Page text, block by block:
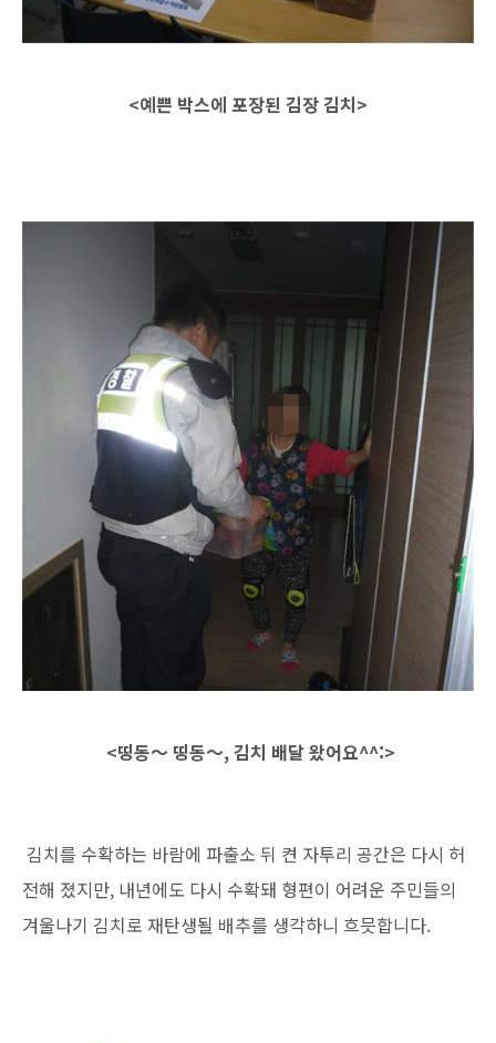
<예쁜 박스에 포장된 김장 김치>
<띵동～ 띵동～, 김치 배달 왔어요^^:>
김치를 수확하는 바람에 파출소 뒤 켠 자투리 공간은 다시 허
전해 졌지만, 내년에도 다시 수확돼 형편이 어려운 주민들의
겨울나기 김치로 재탄생될 배추를 생각하니 흐믓합니다.